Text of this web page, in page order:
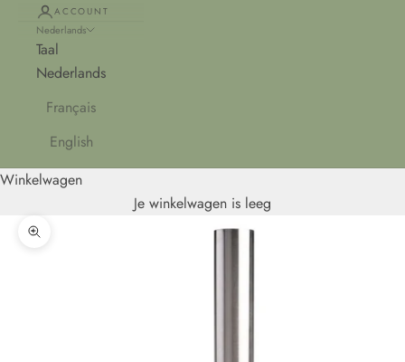
ACCOUNT
Nederlands
Taal
Nederlands
Français
English
Winkelwagen
Je winkelwagen is leeg
In-/uitzoomen